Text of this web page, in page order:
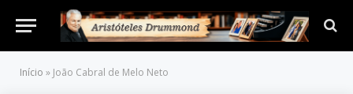
Início » João Cabral de Melo Neto